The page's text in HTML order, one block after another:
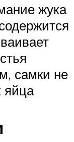
жука
самки не
яйца